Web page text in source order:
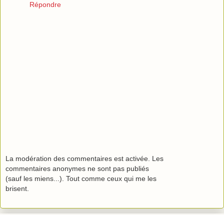
Répondre
La modération des commentaires est activée. Les
commentaires anonymes ne sont pas publiés
(sauf les miens...). Tout comme ceux qui me les
brisent.